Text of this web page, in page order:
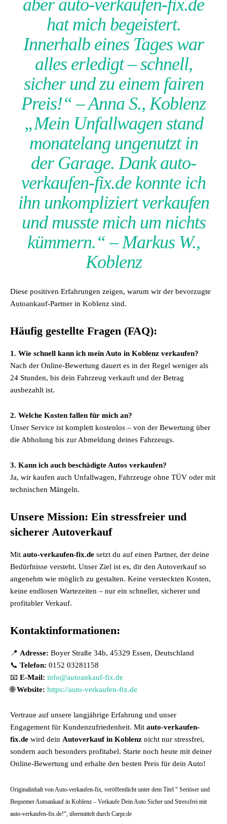
aber auto-verkaufen-fix.de
hat mich begeistert.
Innerhalb eines Tages war
alles erledigt – schnell,
sicher und zu einem fairen
Preis!“ – Anna S., Koblenz
„Mein Unfallwagen stand
monatelang ungenutzt in
der Garage. Dank auto-
verkaufen-fix.de konnte ich
ihn unkompliziert verkaufen
und musste mich um nichts
kümmern.“ – Markus W.,
Koblenz
Diese positiven Erfahrungen zeigen, warum wir der bevorzugte
Autoankauf-Partner in Koblenz sind.
Häufig gestellte Fragen (FAQ):
1. Wie schnell kann ich mein Auto in Koblenz verkaufen?
Nach der Online-Bewertung dauert es in der Regel weniger als
24 Stunden, bis dein Fahrzeug verkauft und der Betrag
ausbezahlt ist.
2. Welche Kosten fallen für mich an?
Unser Service ist komplett kostenlos – von der Bewertung über
die Abholung bis zur Abmeldung deines Fahrzeugs.
3. Kann ich auch beschädigte Autos verkaufen?
Ja, wir kaufen auch Unfallwagen, Fahrzeuge ohne TÜV oder mit
technischen Mängeln.
Unsere Mission: Ein stressfreier und
sicherer Autoverkauf
Mit auto-verkaufen-fix.de setzt du auf einen Partner, der deine
Bedürfnisse versteht. Unser Ziel ist es, dir den Autoverkauf so
angenehm wie möglich zu gestalten. Keine versteckten Kosten,
keine endlosen Wartezeiten – nur ein schneller, sicherer und
profitabler Verkauf.
Kontaktinformationen:
📍 Adresse: Boyer Straße 34b, 45329 Essen, Deutschland
📞 Telefon: 0152 03281158
📧 E-Mail: info@autoankauf-fix.de
🌐Website: https://auto-verkaufen-fix.de
Vertraue auf unsere langjährige Erfahrung und unser
Engagement für Kundenzufriedenheit. Mit auto-verkaufen-
fix.de wird dein Autoverkauf in Koblenz nicht nur stressfrei,
sondern auch besonders profitabel. Starte noch heute mit deiner
Online-Bewertung und erhalte den besten Preis für dein Auto!
Originalinhalt von Auto-verkaufen-fix, veröffentlicht unter dem Titel “ Seriöser und
Bequemer Autoankauf in Koblenz – Verkaufe Dein Auto Sicher und Stressfrei mit
auto-verkaufen-fix.de!“, übermittelt durch Carpr.de